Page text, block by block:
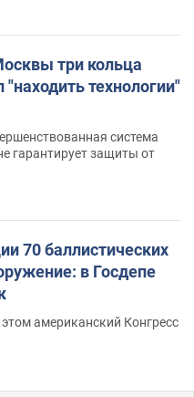
три кольца
технологии"
система
гарантирует защиты от
70 баллистических
в Госдепе
американский Конгресс